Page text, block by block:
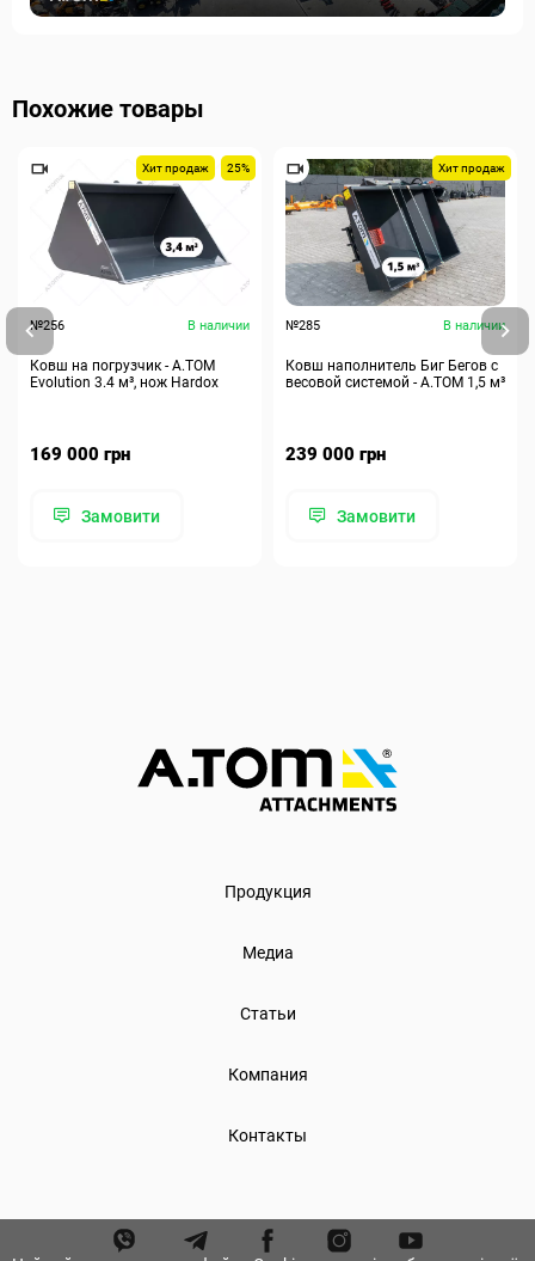
Похожие товары
Хит продаж 25%
№256 В наличии
Ковш на погрузчик - A.TOM
Evolution 3.4 м³, нож Hardox
169 000 грн
Замовити
Хит продаж
№285 В наличии
Ковш наполнитель Биг Бегов с
весовой системой - А.ТОМ 1,5 м³
239 000 грн
Замовити
Продукция
Медиа
Статьи
Компания
Контакты